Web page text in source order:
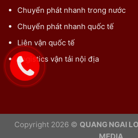
Chuyển phát nhanh trong nước
Chuyển phát nhanh quốc tế
Liên vận quốc tế
Logistics vận tải nội địa
Copyright 2026 © QUANG NGAI
MEDIA